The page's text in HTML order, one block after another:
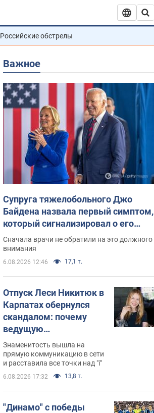
Российские обстрелы
Важное
Супруга тяжелобольного Джо
Байдена назвала первый симптом,
который сигнализировал о его
"агрессивном" раке
Сначала врачи не обратили на это должного
внимания
6.08.2026 12:46 17,1 т.
Отпуск Леси Никитюк в
Карпатах обернулся
скандалом: почему
ведущую
несправедливо
захейтили
Знаменитость вышла на
прямую коммуникацию в сети
и расставила все точки над "i"
6.08.2026 17:32 13,8 т.
"Динамо" с победы